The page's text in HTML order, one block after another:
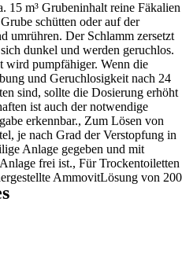
15 m³ Grubeninhalt reine Fäkalien
schütten oder auf der
umrühren. Der Schlamm zersetzt
dunkel und werden geruchlos.
wird pumpfähiger. Wenn die
und Geruchlosigkeit nach 24
sind, sollte die Dosierung erhöht
ist auch der notwendige
erkennbar., Zum Lösen von
je nach Grad der Verstopfung in
Anlage gegeben und mit
frei ist., Für Trockentoiletten
AmmovitLösung von 200